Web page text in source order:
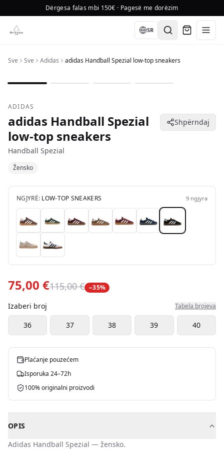
Dërgesa falas mbi 150€ · Pagesë me dorëzim
Language
SR
Sve Sve Adidas adidas Handball Spezial low-top sneakers
ADIDAS
adidas Handball Spezial
low-top sneakers
Shpërndaj
Handball Spezial
Žensko
NGJYRË: LOW-TOP SNEAKERS 9 ngjyra
75,00 €115,00 € −35%
Izaberi broj Tabela brojeva
36 37 38 39 40
Plaćanje pouzećem
Isporuka 24–72h
100% originalni proizvodi
OPIS
Adidas Handball Spezial — žensko.